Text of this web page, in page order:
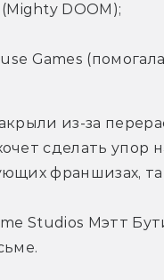
DOOM);
Games
из-за
сделать упор
франшизах,
Studios Мэтт